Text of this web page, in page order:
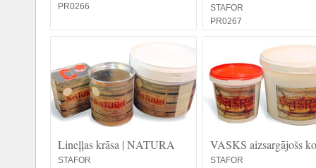
PR0266
STAFOR
PR0267
Lineļļas krāsa | NATURA
STAFOR
VASKS aizsargājošs
STAFOR